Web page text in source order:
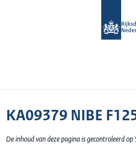
KA09379 NIBE
De inhoud van deze pagina is gecontroleerd